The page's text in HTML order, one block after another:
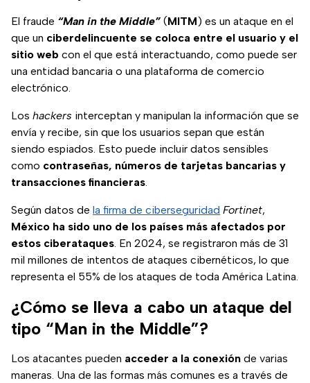
El fraude “Man in the Middle”(MITM) es un ataque en el
que un ciberdelincuente se coloca entre el usuario y el
sitio web con el que está interactuando, como puede ser
una entidad bancaria o una plataforma de comercio
electrónico.
Los hackers interceptan y manipulan la información que se
envía y recibe, sin que los usuarios sepan que están
siendo espiados. Esto puede incluir datos sensibles
como contraseñas, números de tarjetas bancarias y
transacciones financieras.
Según datos de la firma de ciberseguridad Fortinet,
México ha sido uno de los países más afectados por
estos ciberataques. En 2024, se registraron más de 31
mil millones de intentos de ataques cibernéticos, lo que
representa el 55% de los ataques de toda América Latina.
¿Cómo se lleva a cabo un ataque del
tipo “Man in the Middle”?
Los atacantes pueden acceder a la conexión de varias
maneras. Una de las formas más comunes es a través de